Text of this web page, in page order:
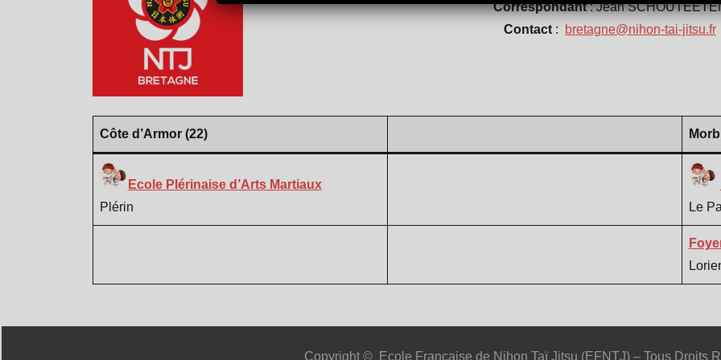
Correspondant: Jean
Contact : bretagne@nihon-tai-jitsu.fr
Côte d’Armor (22)
Ecole Plérinaise d’Arts Martiaux
Plérin
Le
Copyright © Ecole Française de Nihon Taï Jitsu (EFNTJ) – Tous Droits